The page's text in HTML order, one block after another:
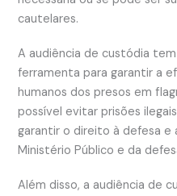
cautelares.
A audiência de custódia
ferramenta para garantir a
humanos dos presos em
possível evitar prisões
garantir o direito à defesa e
Ministério Público e da
Além disso, a audiência de